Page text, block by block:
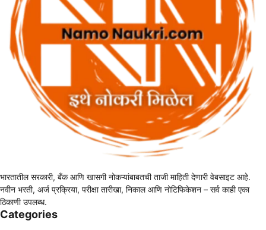
भारतातील सरकारी, बँक आणि खासगी नोकऱ्यांबाबतची ताजी माहिती देणारी वेबसाइट आहे.
नवीन भरती, अर्ज प्रक्रिया, परीक्षा तारीखा, निकाल आणि नोटिफिकेशन – सर्व काही एका
ठिकाणी उपलब्ध.
Categories